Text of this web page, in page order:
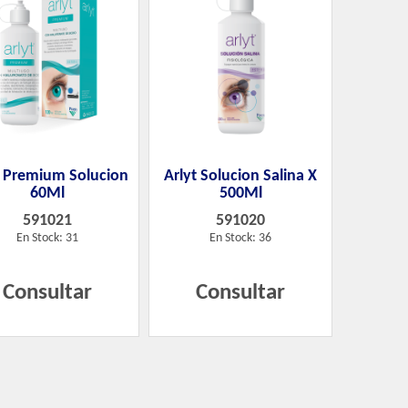
Solucion
60Ml
591021
En Stock: 31
Consultar
Arlyt Solucion Salina X
500Ml
591020
En Stock: 36
Consultar